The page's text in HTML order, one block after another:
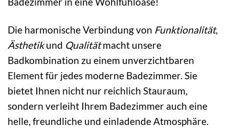
Die harmonische Verbindung von Funktionalität,
Ästhetikund Qualitätmacht unsere
Badkombination zu einem unverzichtbaren
Element für jedes moderne Badezimmer. Sie
bietet Ihnen nicht nur reichlich Stauraum,
sondern verleiht Ihrem Badezimmer auch eine
helle, freundliche und einladende Atmosphäre.